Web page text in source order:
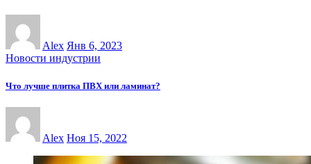
Alex Янв 6, 2023
Новости индустрии
Что лучше плитка ПВХ или ламинат?
Alex Ноя 15, 2022